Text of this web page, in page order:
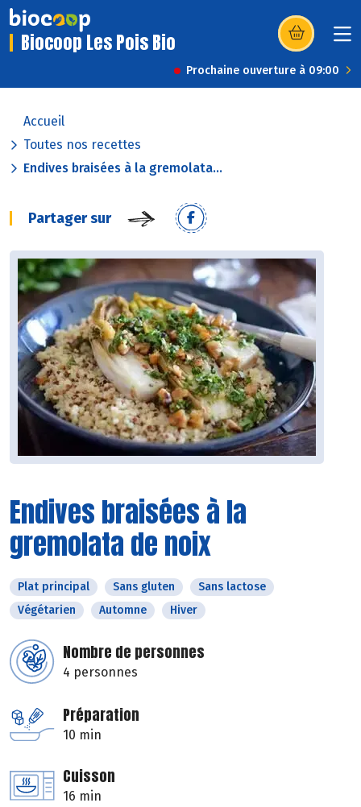
Biocoop Les Pois Bio (s’ouvre dans
Prochaine ouverture à 09:00
Accueil
Toutes nos recettes
Endives braisées à la gremolata...
Partager sur
Endives braisées à la
gremolata de noix
Plat principal Sans gluten
Sans lactose
Végétarien
Automne Hiver
Nombre de personnes
4 personnes
Préparation
10 min
Cuisson
16 min